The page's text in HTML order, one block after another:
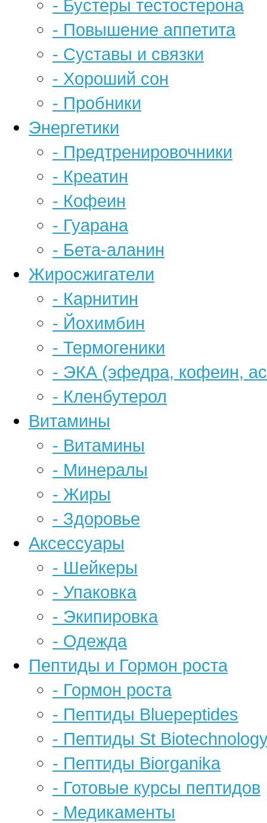
- Бустеры тестостерона
- Повышение аппетита
- Суставы и связки
- Хороший сон
- Пробники
Энергетики
- Предтренировочники
- Креатин
- Кофеин
- Гуарана
- Бета-аланин
Жиросжигатели
- Карнитин
- Йохимбин
- Термогеники
- ЭКА (эфедра, кофеин,
- Кленбутерол
Витамины
- Витамины
- Минералы
- Жиры
- Здоровье
Аксессуары
- Шейкеры
- Упаковка
- Экипировка
- Одежда
Пептиды и Гормон роста
- Гормон роста
- Пептиды Bluepeptides
- Пептиды St
- Пептиды Biorganika
- Готовые курсы пептидов
- Медикаменты